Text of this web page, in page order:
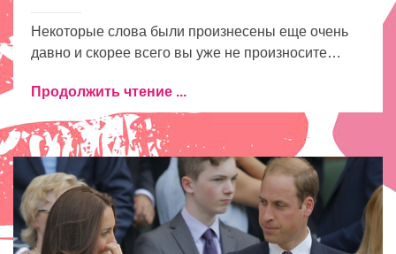
Некоторые слова были произнесены еще очень
давно и скорее всего вы уже не произносите…
Продолжить чтение ...